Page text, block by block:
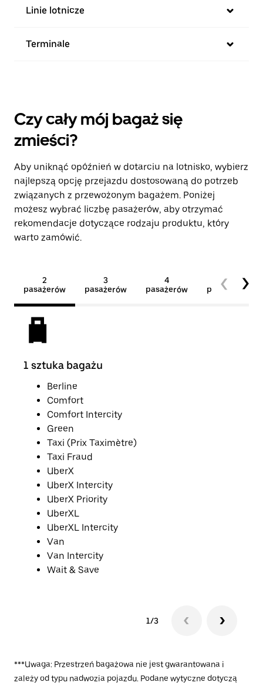
Linie lotnicze
Terminale
Czy cały mój bagaż się
zmieści?
Aby uniknąć opóźnień w dotarciu na lotnisko, wybierz
najlepszą opcję przejazdu dostosowaną do potrzeb
związanych z przewożonym bagażem. Poniżej
możesz wybrać liczbę pasażerów, aby otrzymać
rekomendacje dotyczące rodzaju produktu, który
warto zamówić.
2
pasażerów
3
pasażerów
4
pasażerów
5+
pasażerów
1 sztuka bagażu
Berline
Comfort
Comfort Intercity
Green
Taxi (Prix Taximètre)
Taxi Fraud
UberX
UberX Intercity
UberX Priority
UberXL
UberXL Intercity
Van
Van Intercity
Wait & Save
1/3
***Uwaga: Przestrzeń bagażowa nie jest gwarantowana i
zależy od typu nadwozia pojazdu. Podane wytyczne dotyczą